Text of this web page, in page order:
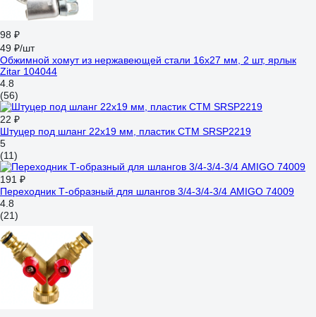
98 ₽
49 ₽/шт
Обжимной хомут из нержавеющей стали 16x27 мм, 2 шт, ярлык
Zitar 104044
4.8
(56)
22 ₽
Штуцер под шланг 22x19 мм, пластик СТМ SRSP2219
5
(11)
191 ₽
Переходник Т-образный для шлангов 3/4-3/4-3/4 AMIGO 74009
4.8
(21)